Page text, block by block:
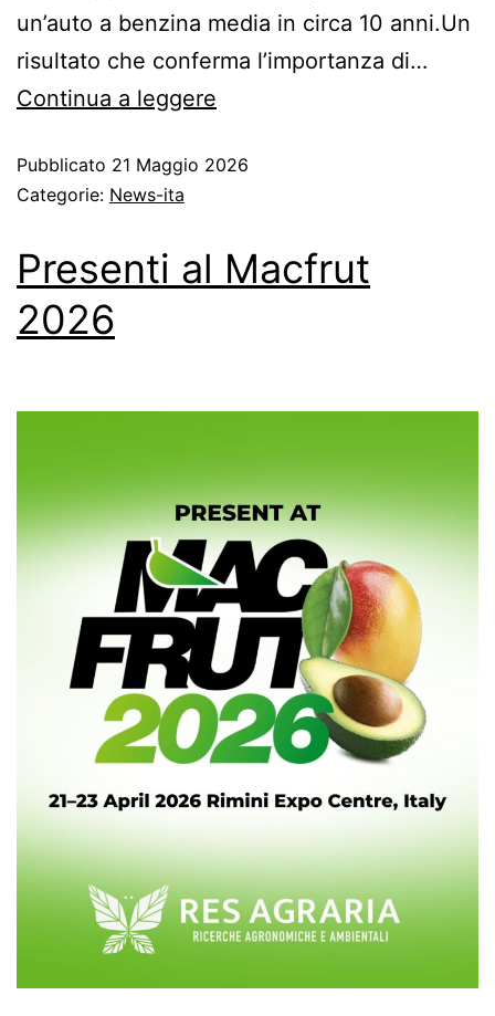
un’auto a benzina media in circa 10 anni.Un
risultato che conferma l’importanza di…
Continua a leggere
Pubblicato 21 Maggio 2026
Categorie: News-ita
Presenti al Macfrut
2026